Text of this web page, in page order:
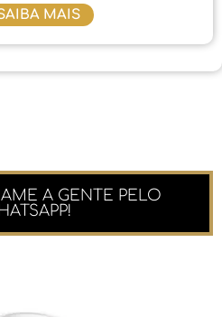
MAIS
A GENTE PELO